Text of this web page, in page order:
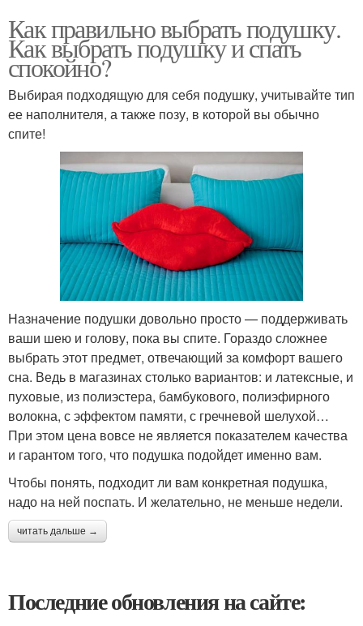
Как правильно выбрать подушку.
Как выбрать подушку и спать
спокойно?
Выбирая подходящую для себя подушку, учитывайте тип
ее наполнителя, а также позу, в которой вы обычно
спите!
Назначение подушки довольно просто — поддерживать
ваши шею и голову, пока вы спите. Гораздо сложнее
выбрать этот предмет, отвечающий за комфорт вашего
сна. Ведь в магазинах столько вариантов: и латексные, и
пуховые, из полиэстера, бамбукового, полиэфирного
волокна, с эффектом памяти, с гречневой шелухой…
При этом цена вовсе не является показателем качества
и гарантом того, что подушка подойдет именно вам.
Чтобы понять, подходит ли вам конкретная подушка,
надо на ней поспать. И желательно, не меньше недели.
читать дальше →
Последние обновления на сайте: